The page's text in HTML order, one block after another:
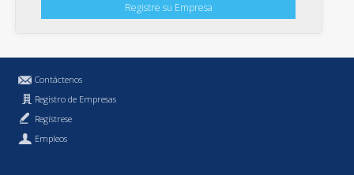
Registre su Empresa
Contáctenos
Registro de Empresas
Regístrese
Empleos